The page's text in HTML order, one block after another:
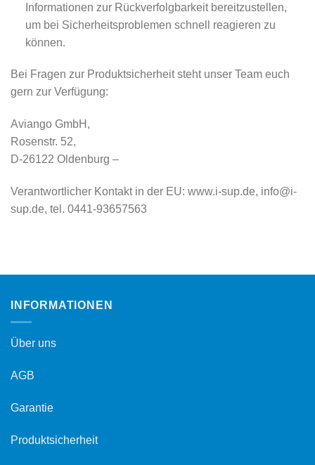
Informationen zur Rückverfolgbarkeit bereitzustellen,
um bei Sicherheitsproblemen schnell reagieren zu
können.
Bei Fragen zur Produktsicherheit steht unser Team euch
gern zur Verfügung:
Aviango GmbH,
Rosenstr. 52,
D-26122 Oldenburg –
Verantwortlicher Kontakt in der EU: www.i-sup.de, info@i-
sup.de, tel. 0441-93657563
INFORMATIONEN
Über uns
AGB
Garantie
Produktsicherheit